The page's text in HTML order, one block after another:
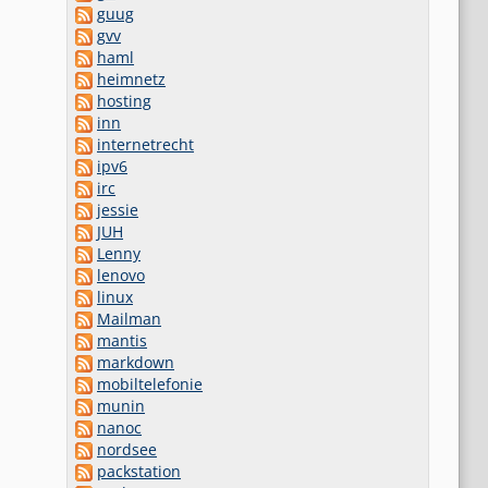
guug
gvv
haml
heimnetz
hosting
inn
internetrecht
ipv6
irc
jessie
JUH
Lenny
lenovo
linux
Mailman
mantis
markdown
mobiltelefonie
munin
nanoc
nordsee
packstation